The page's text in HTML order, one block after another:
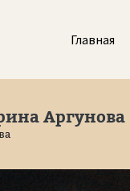
Главная
Аргунова